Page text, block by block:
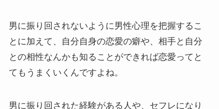
男に振り回されないように男性心理を把握するこ
とに加えて、自分自身の恋愛の癖や、相手と自分
との相性なんかも知ることができれば恋愛ってと
てもうまくいくんですよね。
男に振り回された経験がある人や、セフレになり